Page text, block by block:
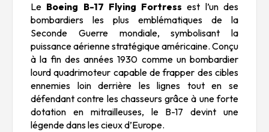
Le Boeing B-17 Flying Fortress est l’un des
bombardiers les plus emblématiques de la
Seconde Guerre mondiale, symbolisant la
puissance aérienne stratégique américaine. Conçu
à la fin des années 1930 comme un bombardier
lourd quadrimoteur capable de frapper des cibles
ennemies loin derrière les lignes tout en se
défendant contre les chasseurs grâce à une forte
dotation en mitrailleuses, le B-17 devint une
légende dans les cieux d’Europe.